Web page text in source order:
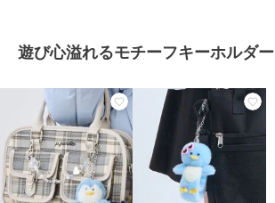
遊び心溢れるモチーフキーホルダー